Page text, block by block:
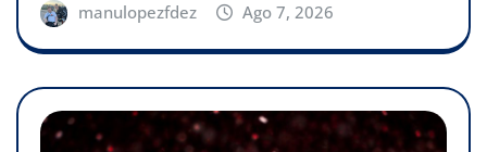
manulopezfdez Ago 7, 2026